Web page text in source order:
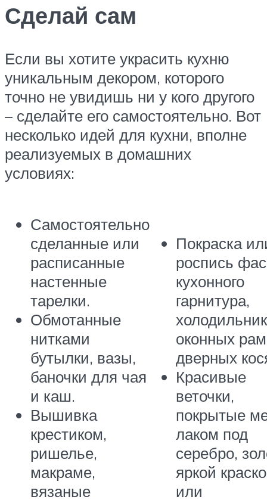
Сделай сам
Если вы хотите украсить кухню
уникальным декором, которого
точно не увидишь ни у кого другого
– сделайте его самостоятельно. Вот
несколько идей для кухни, вполне
реализуемых в домашних
условиях:
Самостоятельно
сделанные или
расписанные
настенные
тарелки.
Обмотанные
нитками
бутылки, вазы,
баночки для чая
и каш.
Вышивка
крестиком,
ришелье,
макраме,
вязаные
Покраска
роспись
кухонного
гарнитура,
оконных
дверных
Красивые
веточки,
покрытые
лаком под
серебро,
яркой
или